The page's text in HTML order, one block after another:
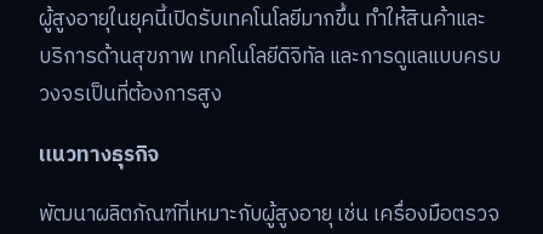
ผู้สูงอายุในยุคนี้เปิดรับเทคโนโลยีมากขึ้น ทำให้สินค้าและ
บริการด้านสุขภาพ เทคโนโลยีดิจิทัล และการดูแลแบบครบ
วงจรเป็นที่ต้องการสูง
แนวทางธุรกิจ
พัฒนาผลิตภัณฑ์ที่เหมาะกับผู้สูงอายุ เช่น เครื่องมือตรวจ